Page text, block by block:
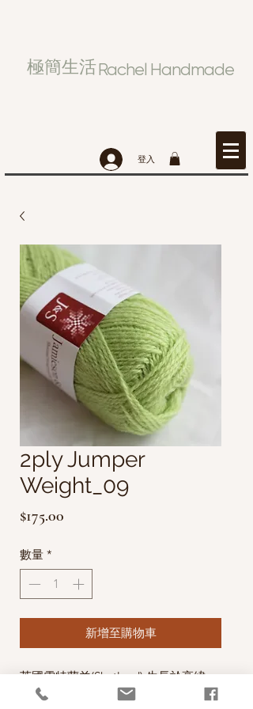
極簡生活Rachel Handmade
登入
2ply Jumper
Weight_09
$175.00
數量 *
新增至購物車
英國雪特蘭羊(Shetland) 生長於高緯
度、氣候嚴寒且濕度高的雪特蘭群島